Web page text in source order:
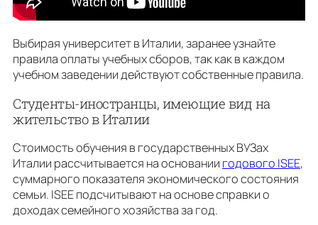
Выбирая университет в Италии, заранее узнайте
правила оплаты учебных сборов, так как в каждом
учебном заведении действуют собственные правила.
Студенты-иностранцы, имеющие вид на
жительство в Италии
Стоимость обучения в государственных ВУЗах
Италии рассчитывается на основании годового ISEE,
суммарного показателя экономического состояния
семьи. ISEE подсчитывают на основе справки о
доходах семейного хозяйства за год.